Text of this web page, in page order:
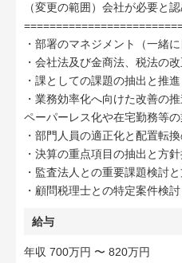
（変更の範囲）会社が必要と
・部署のマネジメント（一緒に
・会社法及び金商法、税法の
・課としての課題の抽出と推進
・業務効率化へ向けた改善の
ペーパーレス化や在宅勤務等
・部門人員の適正化と配置転
・決算の重点項目の抽出と方
・監査法人との重要課題検討
・顧問税理士との特定案件検
給与
年収 700万円 〜 820万円